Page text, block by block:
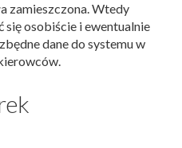
zamieszczona. Wtedy
osobiście i ewentualnie
dane do systemu w